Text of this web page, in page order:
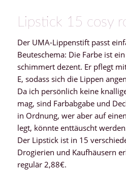
Lipstick 15 cosy
Der UMA-Lippenstift passt
Beuteschema: Die Farbe ist
schimmert dezent. Er pflegt
E, sodass sich die Lippen
Da ich persönlich keine
mag, sind Farbabgabe und
in Ordnung, wer aber auf
legt, könnte enttäuscht
Der Lipstick ist in 15
Drogierien und Kaufhäusern
regulär 2,88€.